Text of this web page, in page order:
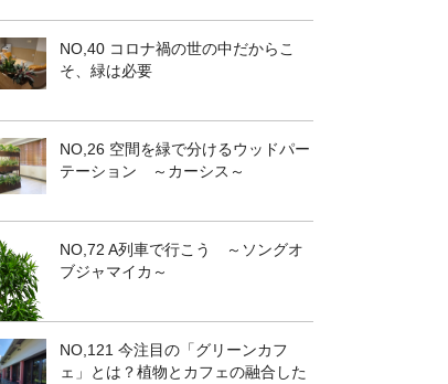
NO,40 コロナ禍の世の中だからこ
そ、緑は必要
NO,26 空間を緑で分けるウッドパー
テーション ～カーシス～
NO,72 A列車で行こう ～ソングオ
ブジャマイカ～
NO,121 今注目の「グリーンカフ
ェ」とは？植物とカフェの融合した